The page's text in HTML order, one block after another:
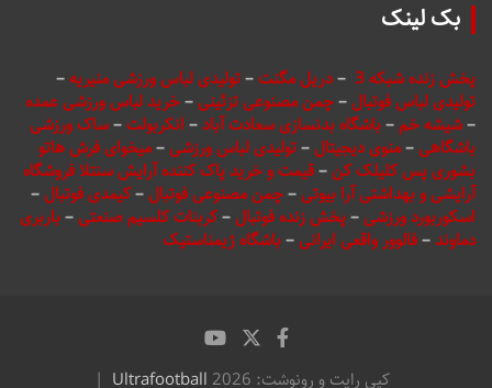
بک لینک
پخش زنده شبکه 3 –دریل مگنت–تولیدی لباس ورزشی منیریه–
تولیدی لباس فوتبال –چمن مصنوعی تزئینی –خرید لباس ورزشی عمده
–شیشه خم–باشگاه بدنسازی سعادت آباد – انکربولت–ساک ورزشی
باشگاهی –منوی دیجیتال –تولیدی لباس ورزشی –میخوای فرش هاتو
بشوری پس کلیلک کن –قیمت و خرید پاک کننده آرایش سنتلا فروشگاه
آرایشی و بهداشتی آرا بیوتی –چمن مصنوعی فوتبال –کیمدی فوتبال –
اسکوربورد ورزشی –پخش زنده فوتبال –کربنات کلسیم صنعتی –باربری
دماوند–فالوور واقعی ایرانی –باشگاه ژیمناستیک
کپی رایت و رونوشت: 2026 Ultrafootball